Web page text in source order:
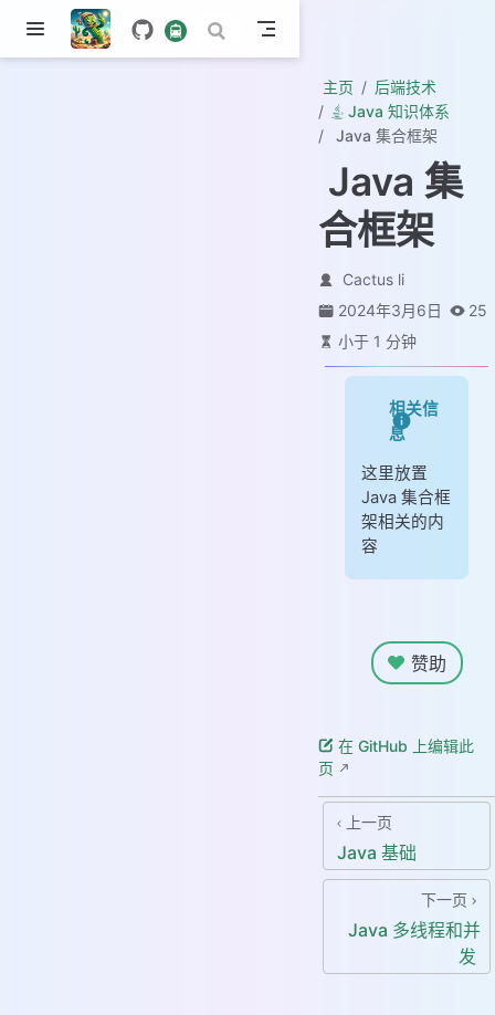
主页
后端技术
Java 知识体系
Java 集合框架
Java 集
合框架
Cactus li
2024年3月6日
25
小于 1 分钟
相关信
息
这里放置
Java 集合框
架相关的内
容
赞助
在 GitHub 上编辑此
页
上一页
Java 基础
下一页
Java 多线程和并
发